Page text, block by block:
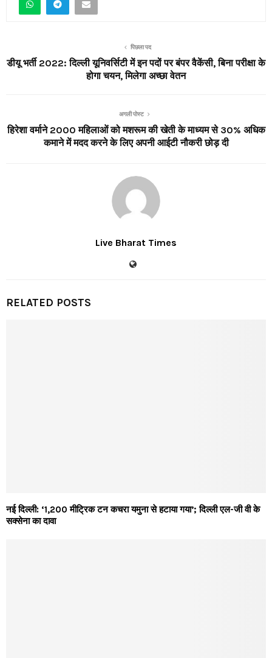
पिछला पद
डीयू भर्ती 2022: दिल्ली यूनिवर्सिटी में इन पदों पर बंपर वैकेंसी, बिना परीक्षा के
होगा चयन, मिलेगा अच्छा वेतन
अगली पोस्ट
हिरेशा वर्माने 2000 महिलाओं को मशरूम की खेती के माध्यम से 30% अधिक
कमाने में मदद करने के लिए अपनी आईटी नौकरी छोड़ दी
Live Bharat Times
RELATED POSTS
नई दिल्ली: ‘1,200 मीट्रिक टन कचरा यमुना से हटाया गया’; दिल्ली एल-जी वी के
सक्सेना का दावा